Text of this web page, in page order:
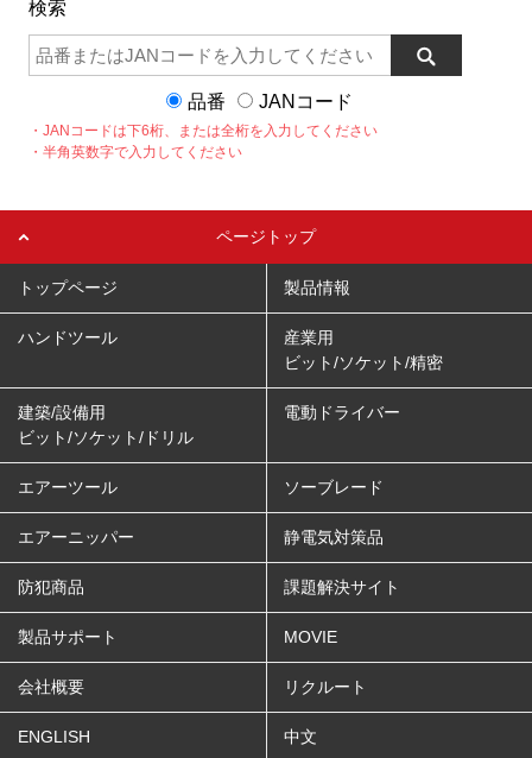
検索
品番 JANコード
・JANコードは下6桁、または全桁を入力してください
・半角英数字で入力してください
ページトップ
トップページ 製品情報
ハンドツール
産業用
ビット/ソケット/精密
建築/設備用
ビット/ソケット/ドリル
電動ドライバー
エアーツール ソーブレード
エアーニッパー 静電気対策品
防犯商品 課題解決サイト
製品サポート MOVIE
会社概要 リクルート
ENGLISH 中文